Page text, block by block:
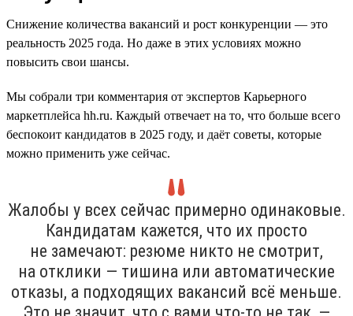
Снижение количества вакансий и рост конкуренции — это
реальность 2025 года. Но даже в этих условиях можно
повысить свои шансы.
Мы собрали три комментария от экспертов Карьерного
маркетплейса hh.ru. Каждый отвечает на то, что больше всего
беспокоит кандидатов в 2025 году, и даёт советы, которые
можно применить уже сейчас.
Жалобы у всех сейчас примерно одинаковые.
Кандидатам кажется, что их просто
не замечают: резюме никто не смотрит,
на отклики — тишина или автоматические
отказы, а подходящих вакансий всё меньше.